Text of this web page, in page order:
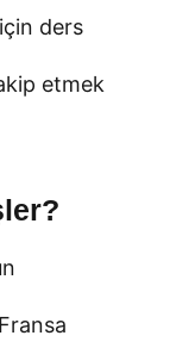
ders
etmek